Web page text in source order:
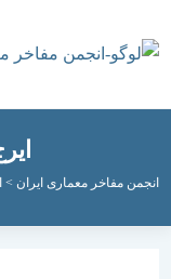
ایرج
مفاخر معماری ایران > اعضای